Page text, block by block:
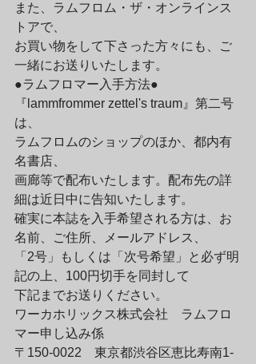
また、ラムフロム・ザ・オンラインス
トアで、
お買い物をして下さった方々にも、ご
一緒にお送りいたします。
●ラムフロマー入手方法●
『lammfrommer zettel's traum』第二号
は、
ラムフロムのショップのほか、都内有
名書店、
画廊等で配布いたします。配布先の詳
細は近日中に告知いたします。
確実に本誌を入手希望される方は、お
名前、ご住所、メールアドレス、
「2号」もしくは「次号希望」と必ず明
記の上、100円切手を同封して
下記までお送りください。
ワーカホリックス株式会社　ラムフロ
マー申し込み係
〒150-0022　東京都渋谷区恵比寿南1-